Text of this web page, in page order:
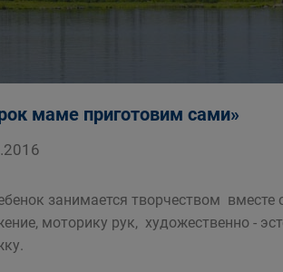
маме приготовим сами»
занимается творчеством
моторику рук, художественно -